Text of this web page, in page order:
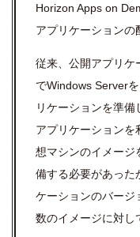
Horizon Apps on
アプリケーションの
従来、公開アプリケ
でWindows Server
リケーションを準備
アプリケーションを
想マシンのイメージ
備する必要があった
ケーションのバージ
数のイメージに対し